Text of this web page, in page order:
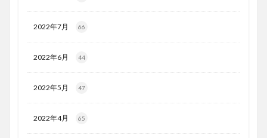
2022年7月 66
2022年6月 44
2022年5月 47
2022年4月 65